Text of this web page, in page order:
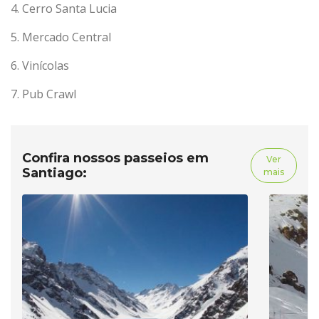
4. Cerro Santa Lucia
5. Mercado Central
6. Vinícolas
7. Pub Crawl
Confira nossos passeios em
Santiago:
Ver
mais